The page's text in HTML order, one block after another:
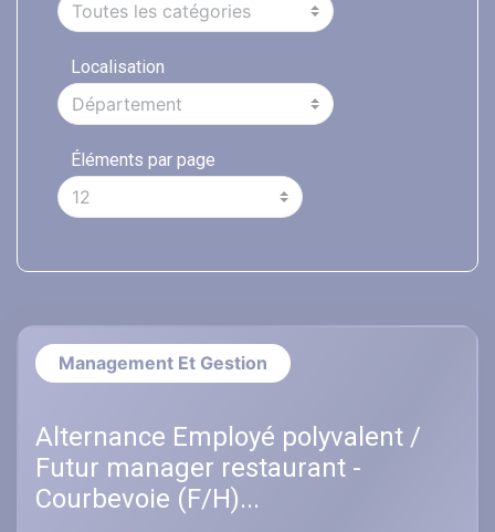
Localisation
Éléments par page
Management Et Gestion
Alternance Employé polyvalent /
Futur manager restaurant -
Courbevoie (F/H)...